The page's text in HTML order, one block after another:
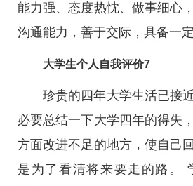
能力强、态度热忱、做事细心
沟通能力，善于交际，具备一
大学生个人自我评价7
珍贵的四年大学生活已接
必要总结一下大学四年的得失
方面改进不足的地方，使自己
是为了看清将来要走的路。